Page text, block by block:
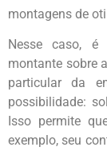
montagens de
Nesse caso, é
montante sobre
particular da
possibilidade:
Isso permite
exemplo, seu